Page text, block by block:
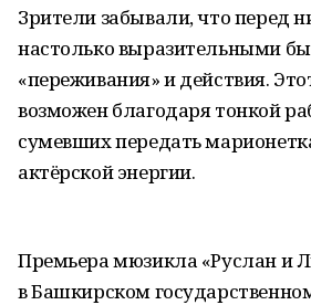
Зрители забывали, что перед
настолько выразительными
«переживания» и действия.
возможен благодаря тонкой
сумевших передать
актёрской энергии.
Премьера мюзикла «Руслан и
в Башкирском